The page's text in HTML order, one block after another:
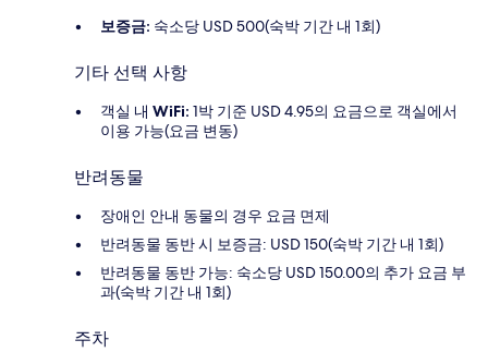
보증금: 숙소당 USD 500(숙박 기간 내 1회)
기타 선택 사항
객실 내 WiFi: 1박 기준 USD 4.95의 요금으로 객실에서
이용 가능(요금 변동)
반려동물
장애인 안내 동물의 경우 요금 면제
반려동물 동반 시 보증금: USD 150(숙박 기간 내 1회)
반려동물 동반 가능: 숙소당 USD 150.00의 추가 요금 부
과(숙박 기간 내 1회)
주차